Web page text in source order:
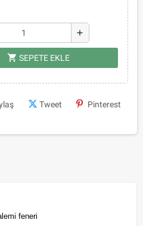
add
shopping_cart SEPETE EKLE
Tweet Pinterest
feneri